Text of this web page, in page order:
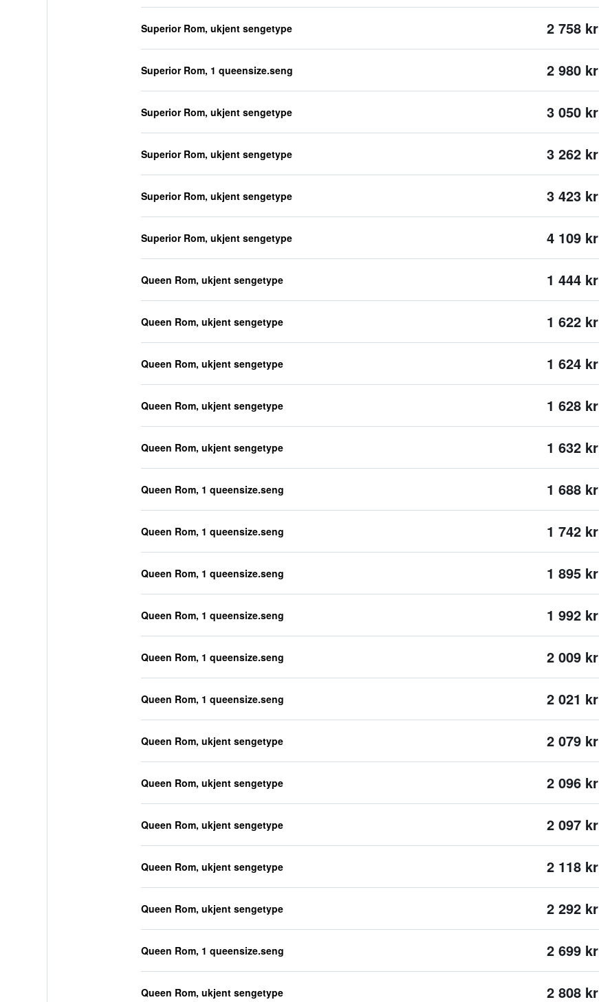
Superior Rom, ukjent sengetype 2 758 kr
Superior Rom, 1 queensize.seng 2 980 kr
Superior Rom, ukjent sengetype 3 050 kr
Superior Rom, ukjent sengetype 3 262 kr
Superior Rom, ukjent sengetype 3 423 kr
Superior Rom, ukjent sengetype 4 109 kr
Queen Rom, ukjent sengetype 1 444 kr
Queen Rom, ukjent sengetype 1 622 kr
Queen Rom, ukjent sengetype 1 624 kr
Queen Rom, ukjent sengetype 1 628 kr
Queen Rom, ukjent sengetype 1 632 kr
Queen Rom, 1 queensize.seng 1 688 kr
Queen Rom, 1 queensize.seng 1 742 kr
Queen Rom, 1 queensize.seng 1 895 kr
Queen Rom, 1 queensize.seng 1 992 kr
Queen Rom, 1 queensize.seng 2 009 kr
Queen Rom, 1 queensize.seng 2 021 kr
Queen Rom, ukjent sengetype 2 079 kr
Queen Rom, ukjent sengetype 2 096 kr
Queen Rom, ukjent sengetype 2 097 kr
Queen Rom, ukjent sengetype 2 118 kr
Queen Rom, ukjent sengetype 2 292 kr
Queen Rom, 1 queensize.seng 2 699 kr
Queen Rom, ukjent sengetype 2 808 kr